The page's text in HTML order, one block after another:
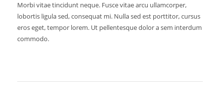
Morbi vitae tincidunt neque. Fusce vitae arcu ullamcorper,
lobortis ligula sed, consequat mi. Nulla sed est porttitor, cursus
eros eget, tempor lorem. Ut pellentesque dolor a sem interdum
commodo.